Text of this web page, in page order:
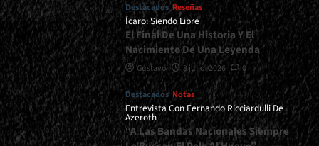
Destacados Reseñas
Ícaro: Siendo Libre
El Final De Una Historia Y El
Nacimiento De Una Leyenda
Gustavo 8 julio, 2026 0
Destacados Notas
Entrevista Con Fernando Ricciardulli De
Azeroth
“A Las Bandas Nacionales Siempre